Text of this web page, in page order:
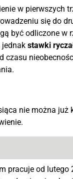
w pierwszych
się do
być odliczone w
stawki
czasu
nie można już
pracuje od lutego